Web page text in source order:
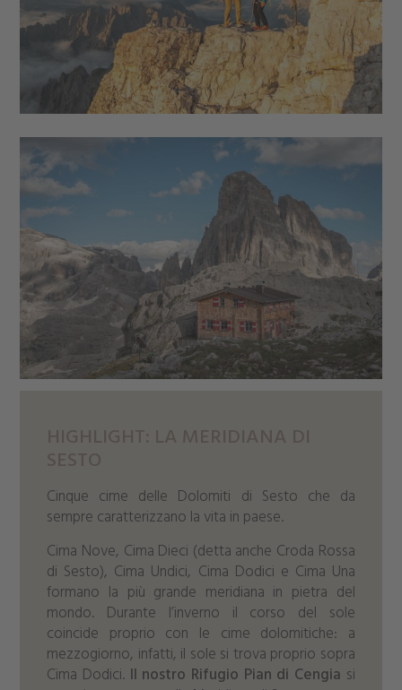
HIGHLIGHT: LA MERIDIANA DI
SESTO
Cinque cime delle Dolomiti di Sesto che da
sempre caratterizzano la vita in paese.
Cima Nove, Cima Dieci (detta anche Croda Rossa
di Sesto), Cima Undici, Cima Dodici e Cima Una
formano la più grande meridiana in pietra del
mondo. Durante l’inverno il corso del sole
coincide proprio con le cime dolomitiche: a
mezzogiorno, infatti, il sole si trova proprio sopra
Cima Dodici. Il nostro Rifugio Pian di Cengia si